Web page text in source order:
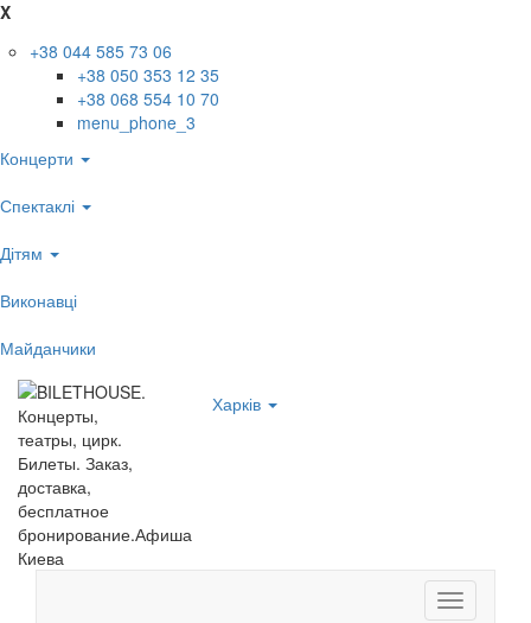
X
+38 044 585 73 06
+38 050 353 12 35
+38 068 554 10 70
menu_phone_3
Концерти
Спектаклі
Дітям
Виконавці
Майданчики
Харків
Toggle